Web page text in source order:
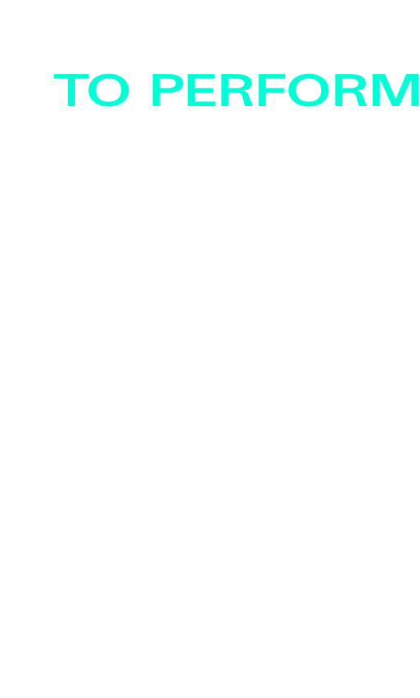
TO PERFORM